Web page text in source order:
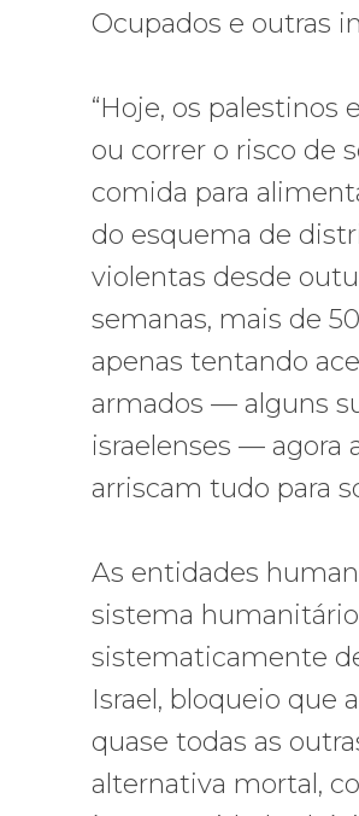
Ocupados e outras
“Hoje, os
ou correr o risco de
comida para
do esquema de
violentas desde
semanas, mais de
apenas tentando
armados — alguns
israelenses — agora
arriscam tudo para
As entidades
sistema humanitário
sistematicamente
Israel, bloqueio que
quase todas as
alternativa mortal,